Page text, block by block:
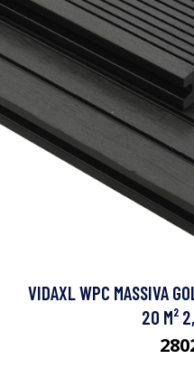
VIDAXL WPC MASSIVA
20 M²